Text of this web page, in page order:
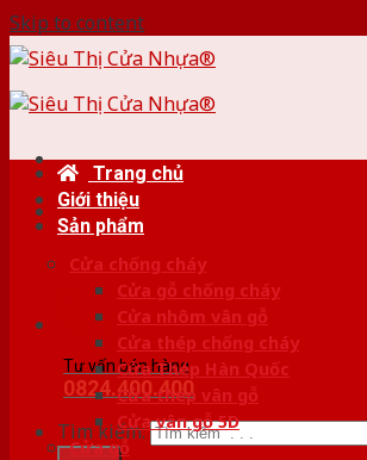
Skip to content
Tư vấn bán hàng
0824.400.400
Tìm kiếm:
Trang chủ
Giới thiệu
Sản phẩm
Cửa chống cháy
Cửa gỗ chống cháy
Cửa nhôm vân gỗ
Cửa thép chống cháy
Cửa Thép Hàn Quốc
Cửa thép vân gỗ
Cửa vân gỗ 5D
Cửa gỗ